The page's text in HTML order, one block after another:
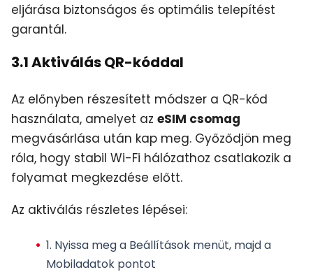
eljárása biztonságos és optimális telepítést
garantál.
3.1 Aktiválás QR-kóddal
Az előnyben részesített módszer a QR-kód
használata, amelyet az eSIM csomag
megvásárlása után kap meg. Győződjön meg
róla, hogy stabil Wi-Fi hálózathoz csatlakozik a
folyamat megkezdése előtt.
Az aktiválás részletes lépései:
1. Nyissa meg a Beállításokmenüt, majd a
Mobiladatokpontot